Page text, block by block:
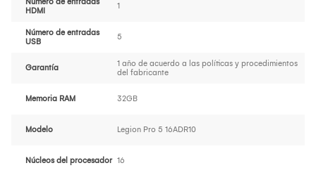
Número de entradas
HDMI
1
Número de entradas
USB
5
Garantía
1 año de acuerdo a las políticas y procedimientos
del fabricante
Memoria RAM 32GB
Modelo Legion Pro 5 16ADR10
Núcleos del procesador 16